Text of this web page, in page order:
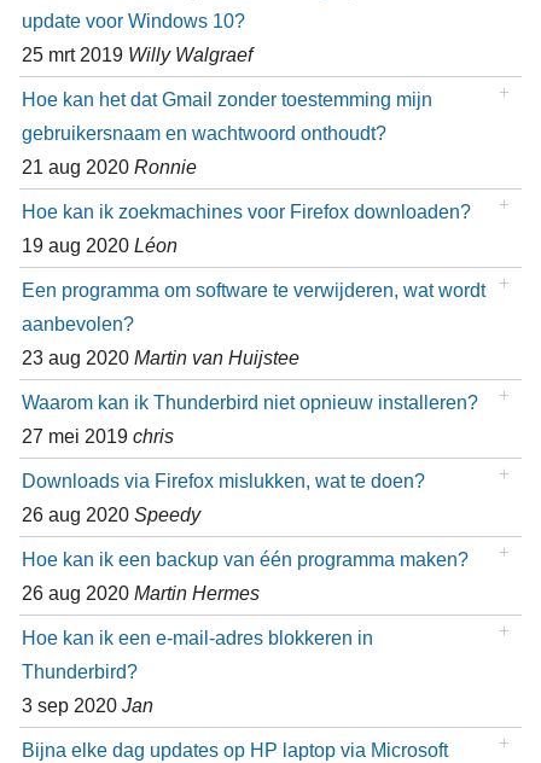
update voor Windows 10?
25 mrt 2019 Willy Walgraef
Hoe kan het dat Gmail zonder toestemming mijn
gebruikersnaam en wachtwoord onthoudt?
21 aug 2020 Ronnie
Hoe kan ik zoekmachines voor Firefox downloaden?
19 aug 2020 Léon
Een programma om software te verwijderen, wat wordt
aanbevolen?
23 aug 2020 Martin van Huijstee
Waarom kan ik Thunderbird niet opnieuw installeren?
27 mei 2019 chris
Downloads via Firefox mislukken, wat te doen?
26 aug 2020 Speedy
Hoe kan ik een backup van één programma maken?
26 aug 2020 Martin Hermes
Hoe kan ik een e-mail-adres blokkeren in
Thunderbird?
3 sep 2020 Jan
Bijna elke dag updates op HP laptop via Microsoft